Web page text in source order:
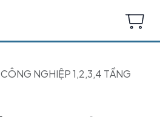
NGHIỆP 1,2,3,4 TẦNG